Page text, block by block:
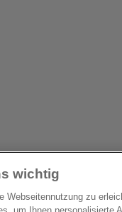
wichtig
Webseitennutzung zu